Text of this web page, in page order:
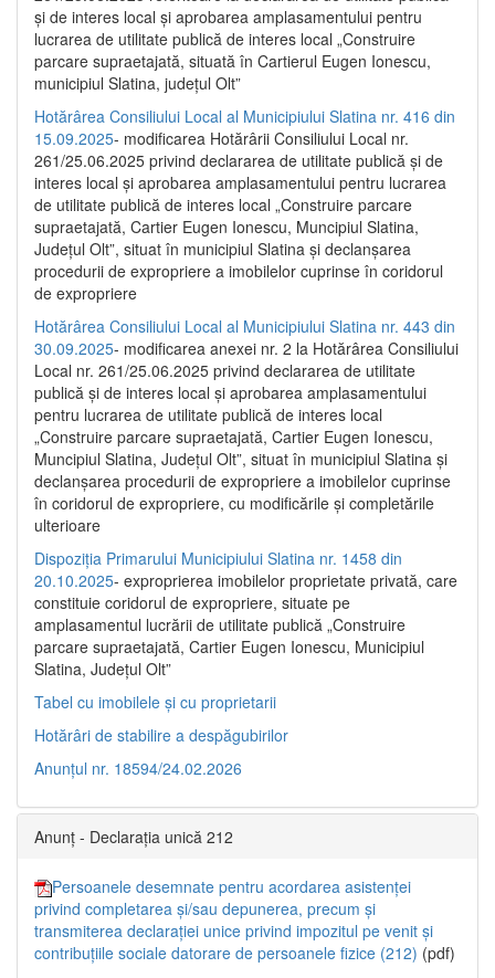
și de interes local și aprobarea amplasamentului pentru
lucrarea de utilitate publică de interes local „Construire
parcare supraetajată, situată în Cartierul Eugen Ionescu,
municipiul Slatina, județul Olt”
Hotărârea Consiliului Local al Municipiului Slatina nr. 416 din
15.09.2025- modificarea Hotărârii Consiliului Local nr.
261/25.06.2025 privind declararea de utilitate publică și de
interes local și aprobarea amplasamentului pentru lucrarea
de utilitate publică de interes local „Construire parcare
supraetajată, Cartier Eugen Ionescu, Muncipiul Slatina,
Județul Olt”, situat în municipiul Slatina și declanșarea
procedurii de expropriere a imobilelor cuprinse în coridorul
de expropriere
Hotărârea Consiliului Local al Municipiului Slatina nr. 443 din
30.09.2025- modificarea anexei nr. 2 la Hotărârea Consiliului
Local nr. 261/25.06.2025 privind declararea de utilitate
publică şi de interes local şi aprobarea amplasamentului
pentru lucrarea de utilitate publică de interes local
„Construire parcare supraetajată, Cartier Eugen Ionescu,
Muncipiul Slatina, Judeţul Olt”, situat în municipiul Slatina şi
declanşarea procedurii de expropriere a imobilelor cuprinse
în coridorul de expropriere, cu modificările şi completările
ulterioare
Dispoziția Primarului Municipiului Slatina nr. 1458 din
20.10.2025- exproprierea imobilelor proprietate privată, care
constituie coridorul de expropriere, situate pe
amplasamentul lucrării de utilitate publică „Construire
parcare supraetajată, Cartier Eugen Ionescu, Municipiul
Slatina, Județul Olt”
Tabel cu imobilele și cu proprietarii
Hotărâri de stabilire a despăgubirilor
Anunțul nr. 18594/24.02.2026
Anunț - Declarația unică 212
Persoanele desemnate pentru acordarea asistenței
privind completarea și/sau depunerea, precum și
transmiterea declarației unice privind impozitul pe venit și
contribuțiile sociale datorare de persoanele fizice (212) (pdf)